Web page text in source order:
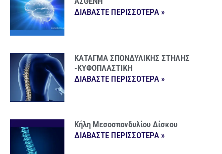
ΔΙΑΒΑΣΤΕ ΠΕΡΙΣΣΟΤΕΡΑ »
ΚΑΤΑΓΜΑ ΣΠΟΝΔΥΛΙΚΗΣ ΣΤΗΛΗΣ
-ΚΥΦΟΠΛΑΣΤΙΚΗ
ΔΙΑΒΑΣΤΕ ΠΕΡΙΣΣΟΤΕΡΑ »
Κήλη Μεσοσπονδυλίου Δίσκου
ΔΙΑΒΑΣΤΕ ΠΕΡΙΣΣΟΤΕΡΑ »